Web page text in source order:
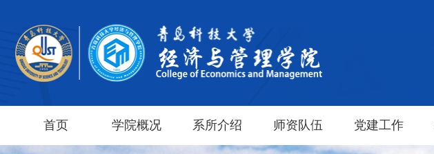
首页 学院概况 系所介绍 师资队伍 党建工作